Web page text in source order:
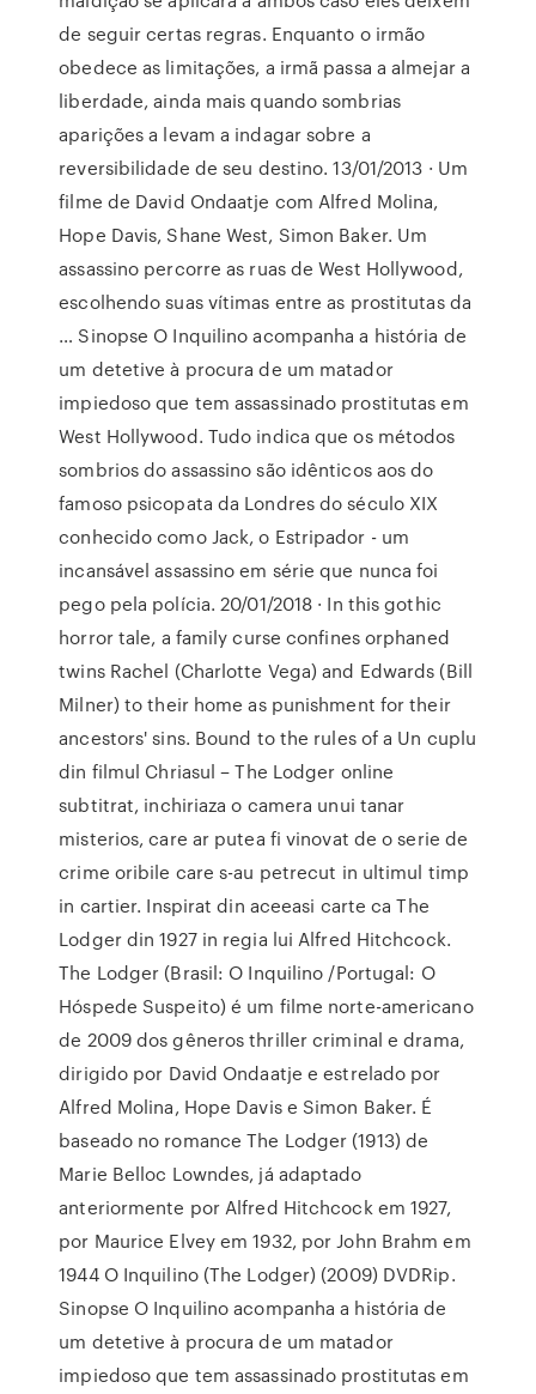
de seguir certas regras. Enquanto o irmão
obedece as limitações, a irmã passa a almejar a
liberdade, ainda mais quando sombrias
aparições a levam a indagar sobre a
reversibilidade de seu destino. 13/01/2013 · Um
filme de David Ondaatje com Alfred Molina,
Hope Davis, Shane West, Simon Baker. Um
assassino percorre as ruas de West Hollywood,
escolhendo suas vítimas entre as prostitutas da
… Sinopse O Inquilino acompanha a história de
um detetive à procura de um matador
impiedoso que tem assassinado prostitutas em
West Hollywood. Tudo indica que os métodos
sombrios do assassino são idênticos aos do
famoso psicopata da Londres do século XIX
conhecido como Jack, o Estripador - um
incansável assassino em série que nunca foi
pego pela polícia. 20/01/2018 · In this gothic
horror tale, a family curse confines orphaned
twins Rachel (Charlotte Vega) and Edwards (Bill
Milner) to their home as punishment for their
ancestors' sins. Bound to the rules of a Un cuplu
din filmul Chriasul – The Lodger online
subtitrat, inchiriaza o camera unui tanar
misterios, care ar putea fi vinovat de o serie de
crime oribile care s-au petrecut in ultimul timp
in cartier. Inspirat din aceeasi carte ca The
Lodger din 1927 in regia lui Alfred Hitchcock.
The Lodger (Brasil: O Inquilino /Portugal: O
Hóspede Suspeito) é um filme norte-americano
de 2009 dos gêneros thriller criminal e drama,
dirigido por David Ondaatje e estrelado por
Alfred Molina, Hope Davis e Simon Baker. É
baseado no romance The Lodger (1913) de
Marie Belloc Lowndes, já adaptado
anteriormente por Alfred Hitchcock em 1927,
por Maurice Elvey em 1932, por John Brahm em
1944 O Inquilino (The Lodger) (2009) DVDRip.
Sinopse O Inquilino acompanha a história de
um detetive à procura de um matador
impiedoso que tem assassinado prostitutas em